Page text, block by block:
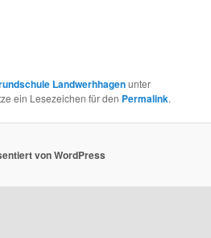
Landwerhhagenunter
ein Lesezeichen für den Permalink.
von WordPress